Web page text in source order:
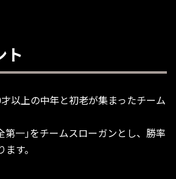
ト
以上の中年と初老が集まったチーム
第一｣をチームスローガンとし、勝率
す。